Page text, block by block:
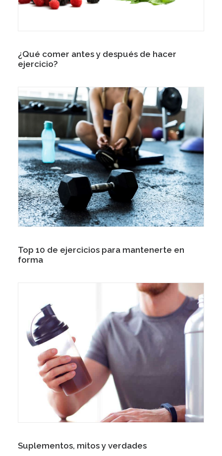
¿Qué comer antes y después de hacer
ejercicio?
Top 10 de ejercicios para mantenerte en
forma
Suplementos, mitos y verdades